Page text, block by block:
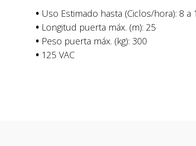
• Uso Estimado hasta (Ciclos/hora): 8
• Longitud puerta máx. (m): 25
• Peso puerta máx. (kg): 300
• 125 VAC